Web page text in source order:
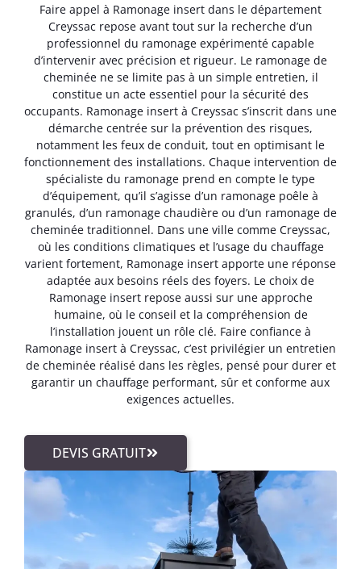
Faire appel à Ramonage insert dans le département
Creyssac repose avant tout sur la recherche d’un
professionnel du ramonage expérimenté capable
d’intervenir avec précision et rigueur. Le ramonage de
cheminée ne se limite pas à un simple entretien, il
constitue un acte essentiel pour la sécurité des
occupants. Ramonage insert à Creyssac s’inscrit dans une
démarche centrée sur la prévention des risques,
notamment les feux de conduit, tout en optimisant le
fonctionnement des installations. Chaque intervention de
spécialiste du ramonage prend en compte le type
d’équipement, qu’il s’agisse d’un ramonage poêle à
granulés, d’un ramonage chaudière ou d’un ramonage de
cheminée traditionnel. Dans une ville comme Creyssac,
où les conditions climatiques et l’usage du chauffage
varient fortement, Ramonage insert apporte une réponse
adaptée aux besoins réels des foyers. Le choix de
Ramonage insert repose aussi sur une approche
humaine, où le conseil et la compréhension de
l’installation jouent un rôle clé. Faire confiance à
Ramonage insert à Creyssac, c’est privilégier un entretien
de cheminée réalisé dans les règles, pensé pour durer et
garantir un chauffage performant, sûr et conforme aux
exigences actuelles.
DEVIS GRATUIT